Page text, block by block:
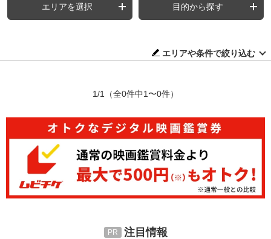
エリアを選択 目的から探す
エリアや条件で絞り込む
1/1 （全0件中1〜0件）
注目情報